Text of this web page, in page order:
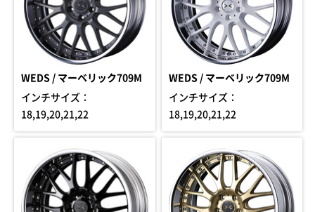
WEDS / マーベリック709M
インチサイズ：
18,19,20,21,22
WEDS / マーベリック709M
インチサイズ：
18,19,20,21,22